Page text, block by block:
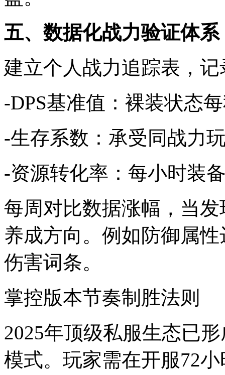
五、数据化战力验证体系
建立个人战力追踪表，
-DPS基准值：裸装状态
-生存系数：承受同战力
-资源转化率：每小时装
每周对比数据涨幅，当
养成方向。例如防御属
伤害词条。
掌控版本节奏制胜法则
2025年顶级私服生态已
模式。玩家需在开服72